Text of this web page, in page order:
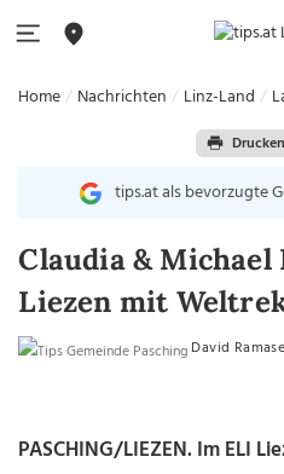
Home Nachrichten Linz-Land
Drucken
tips.at als bevorzugte
Claudia &
Liezen mit
David
PASCHING/LIEZEN. Im ELI